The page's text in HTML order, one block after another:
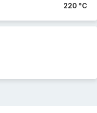
220 °C